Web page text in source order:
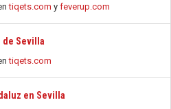
tiqets.com y feverup.com
de Sevilla
tiqets.com
en Sevilla